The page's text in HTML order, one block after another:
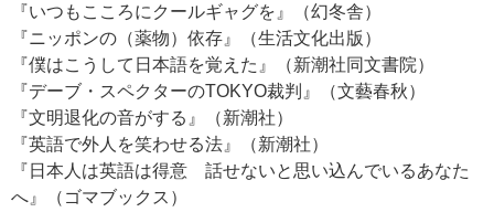
『いつもこころにクールギャグを』（幻冬舎）
『ニッポンの（薬物）依存』（生活文化出版）
『僕はこうして日本語を覚えた』（新潮社同文書院）
『デーブ・スペクターのTOKYO裁判』（文藝春秋）
『文明退化の音がする』（新潮社）
『英語で外人を笑わせる法』（新潮社）
『日本人は英語は得意 話せないと思い込んでいるあなた
へ』（ゴマブックス）